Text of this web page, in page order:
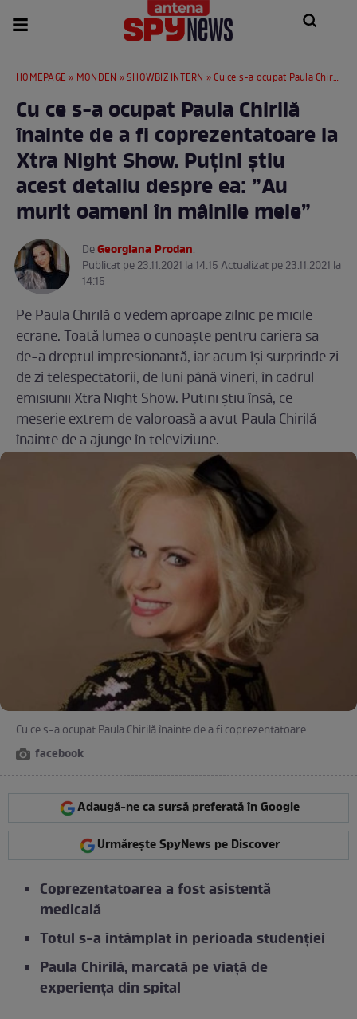
HOMEPAGE » MONDEN »SHOWBIZ INTERN » Cu ce s-a ocupat Paula Chirilă înainte de a fi coprezentatoare la Xtra Night Show. Puțini știu acest detaliu despre ea: ”Au murit oameni în mâinile mele”
Cu ce s-a ocupat Paula Chirilă
înainte de a fi coprezentatoare la
Xtra Night Show. Puțini știu
acest detaliu despre ea: ”Au
murit oameni în mâinile mele”
DeGeorgiana Prodan.
Publicat pe 23.11.2021 la 14:15 Actualizat pe 23.11.2021 la
14:15
Pe Paula Chirilă o vedem aproape zilnic pe micile
ecrane. Toată lumea o cunoaște pentru cariera sa
de-a dreptul impresionantă, iar acum își surprinde zi
de zi telespectatorii, de luni până vineri, în cadrul
emisiunii Xtra Night Show. Puțini știu însă, ce
meserie extrem de valoroasă a avut Paula Chirilă
înainte de a ajunge în televiziune.
Cu ce s-a ocupat Paula Chirilă înainte de a fi coprezentatoare
facebook
Adaugă-ne ca sursă preferată în Google
Urmărește SpyNews pe Discover
Coprezentatoarea a fost asistentă
medicală
Totul s-a întâmplat în perioada studenției
Paula Chirilă, marcată pe viață de
experiența din spital